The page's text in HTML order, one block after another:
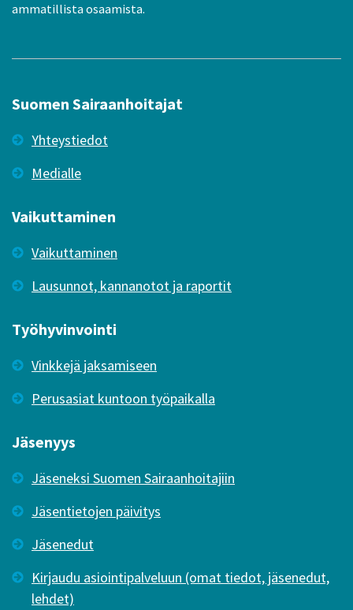
ammatillista osaamista.
Suomen Sairaanhoitajat
Yhteystiedot
Medialle
Vaikuttaminen
Vaikuttaminen
Lausunnot, kannanotot ja raportit
Työhyvinvointi
Vinkkejä jaksamiseen
Perusasiat kuntoon työpaikalla
Jäsenyys
Jäseneksi Suomen Sairaanhoitajiin
Jäsentietojen päivitys
Jäsenedut
Kirjaudu asiointipalveluun (omat tiedot, jäsenedut,
lehdet)